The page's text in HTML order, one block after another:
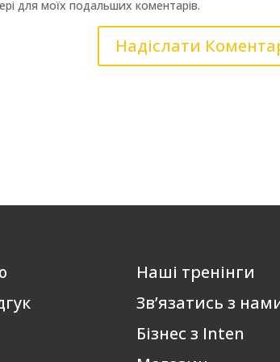
для моїх подальших коментарів.
Наші тренінги
Зв’язатись з
Бізнес з Inten